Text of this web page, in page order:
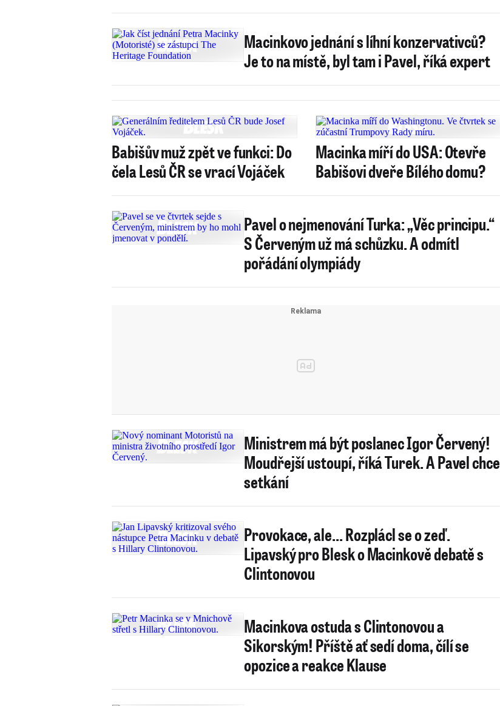
Macinkovo jednání s líhní konzervativců?
Je to na místě, byl tam i Pavel, říká expert
Babišův muž zpět ve funkci: Do
čela Lesů ČR se vrací Vojáček
Macinka míří do USA: Otevře
Babišovi dveře Bílého domu?
Pavel o nejmenování Turka: „Věc principu.“
S Červeným už má schůzku. A odmítl
pořádání olympiády
Ministrem má být poslanec Igor Červený!
Moudřejší ustoupí, říká Turek. A Pavel chce
setkání
Provokace, ale... Rozplácl se o zeď.
Lipavský pro Blesk o Macinkově debatě s
Clintonovou
Macinkova ostuda s Clintonovou a
Sikorským! Příště ať sedí doma, čílí se
opozice a reakce Klause